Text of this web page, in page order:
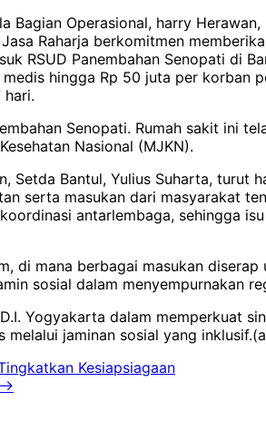
Operasional, harry
Raharja berkomitmen
RSUD Panembahan Senopati di
hingga Rp 50 juta per
Senopati. Rumah sakit ini
Nasional (MJKN).
Setda Bantul, Yulius Suharta, turut
serta masukan dari masyarakat
antarlembaga, sehingga
di mana berbagai masukan
sosial dalam menyempurnakan
Yogyakarta dalam memperkuat
jaminan sosial yang
Kesiapsiagaan